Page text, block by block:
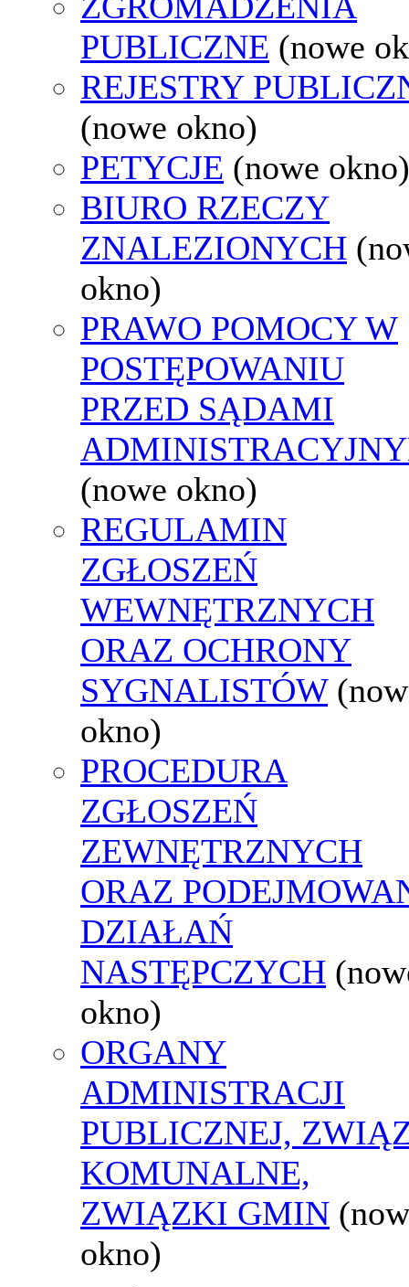
PUBLICZNE (nowe
REJESTRY
(nowe okno)
PETYCJE (nowe okno)
BIURO RZECZY
ZNALEZIONYCH
okno)
PRAWO POMOCY W
POSTĘPOWANIU
PRZED SĄDAMI
(nowe okno)
REGULAMIN
ZGŁOSZEŃ
WEWNĘTRZNYCH
ORAZ OCHRONY
SYGNALISTÓW
okno)
PROCEDURA
ZGŁOSZEŃ
ZEWNĘTRZNYCH
ORAZ
DZIAŁAŃ
NASTĘPCZYCH
okno)
ORGANY
ADMINISTRACJI
PUBLICZNEJ,
KOMUNALNE,
ZWIĄZKI GMIN
okno)